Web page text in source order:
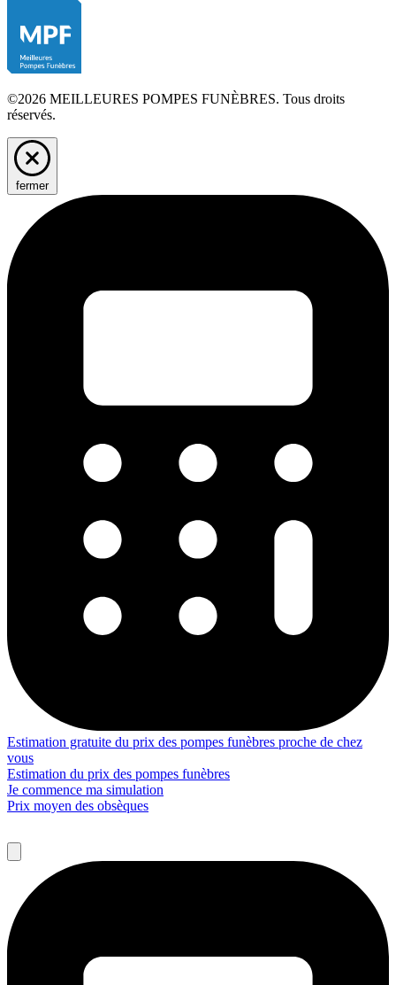
©2026 MEILLEURES POMPES FUNÈBRES. Tous droits
réservés.
fermer
Estimation gratuite du prix des pompes funèbres proche de chez
vous
Estimation du prix des pompes funèbres
Je commence ma simulation
Prix moyen des obsèques